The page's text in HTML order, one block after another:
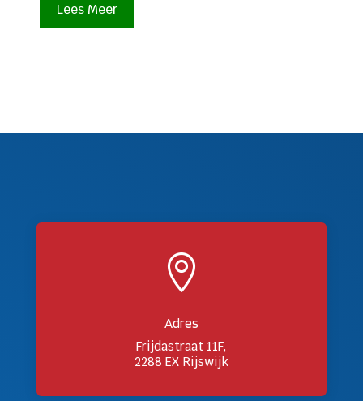
Lees Meer

Adres
Frijdastraat 11F,
2288 EX Rijswijk